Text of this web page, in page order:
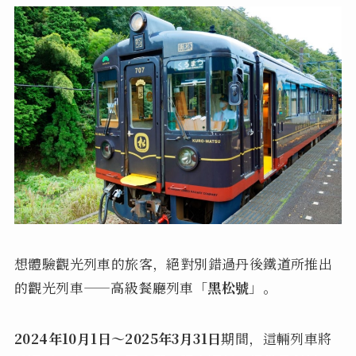
想體驗觀光列車的旅客，絕對別錯過丹後鐵道所推出
的觀光列車——高級餐廳列車「黑松號 」。
2024年10月1日～2025年3月31日期間，這輛列車將